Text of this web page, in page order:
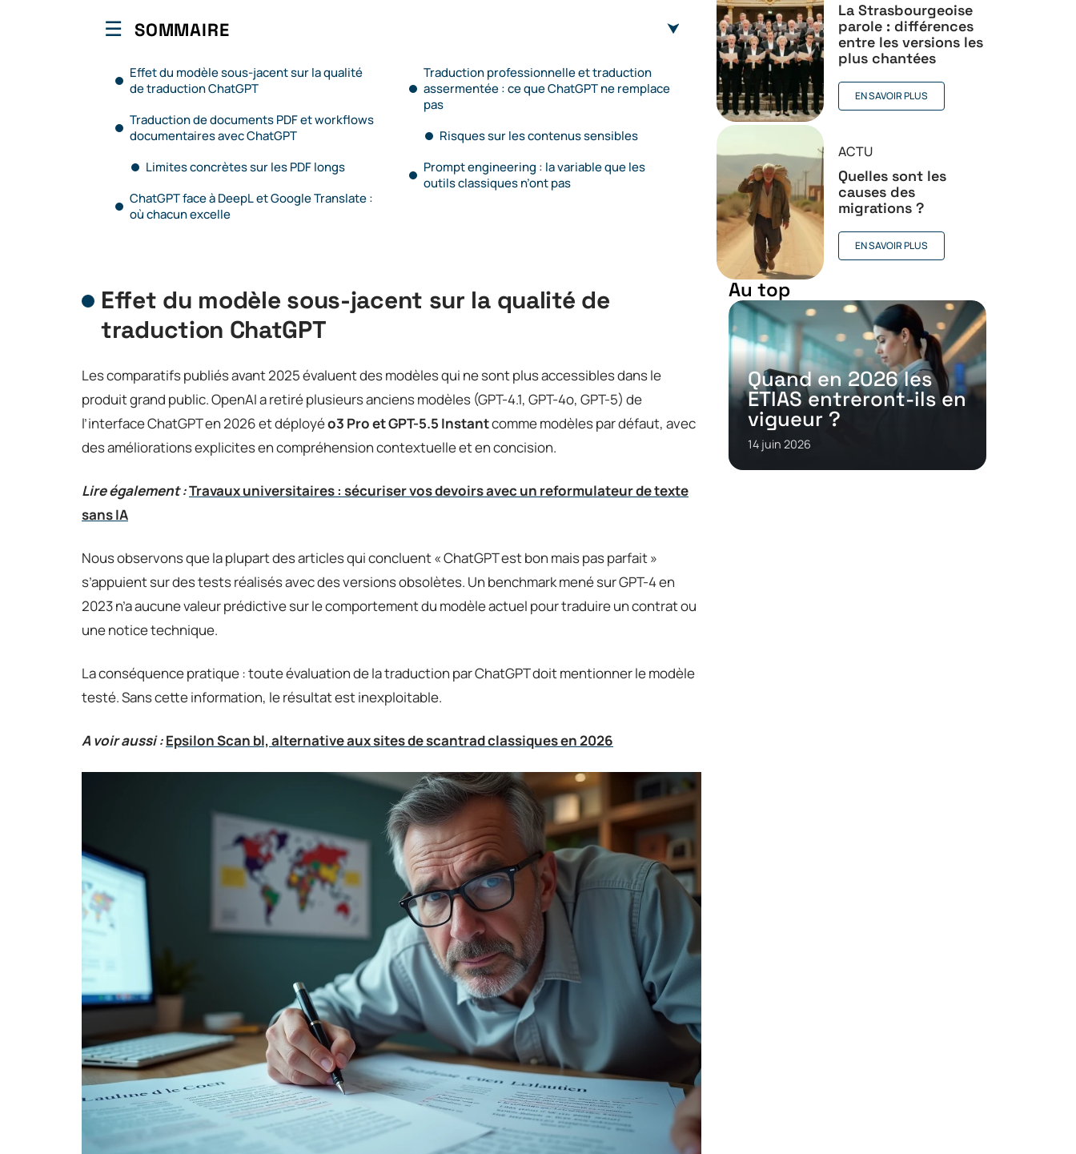
SOMMAIRE
Effet du modèle sous-jacent sur la qualité
de traduction ChatGPT
Traduction de documents PDF et workflows
documentaires avec ChatGPT
Limites concrètes sur les PDF longs
ChatGPT face à DeepL et Google Translate :
où chacun excelle
Traduction professionnelle et traduction
assermentée : ce que ChatGPT ne remplace
pas
Risques sur les contenus sensibles
Prompt engineering : la variable que les
outils classiques n’ont pas
Effet du modèle sous-jacent sur la qualité de
traduction ChatGPT
Les comparatifs publiés avant 2025 évaluent des modèles qui ne sont plus accessibles dans le
produit grand public. OpenAI a retiré plusieurs anciens modèles (GPT-4.1, GPT-4o, GPT-5) de
l’interface ChatGPT en 2026 et déployéo3 Pro et GPT-5.5 Instantcomme modèles par défaut, avec
des améliorations explicites en compréhension contextuelle et en concision.
Lire également :Travaux universitaires : sécuriser vos devoirs avec un reformulateur de texte
sans IA
Nous observons que la plupart des articles qui concluent « ChatGPT est bon mais pas parfait »
s’appuient sur des tests réalisés avec des versions obsolètes. Un benchmark mené sur GPT-4 en
2023 n’a aucune valeur prédictive sur le comportement du modèle actuel pour traduire un contrat ou
une notice technique.
La conséquence pratique : toute évaluation de la traduction par ChatGPT doit mentionner le modèle
testé. Sans cette information, le résultat est inexploitable.
A voir aussi :Epsilon Scan bl, alternative aux sites de scantrad classiques en 2026
La Strasbourgeoise
parole : différences
entre les versions les
plus chantées
EN SAVOIR PLUS
ACTU
Quelles sont les
causes des
migrations ?
EN SAVOIR PLUS
Au top
Quand en 2026 les
ETIAS entreront-ils en
vigueur ?
14 juin 2026